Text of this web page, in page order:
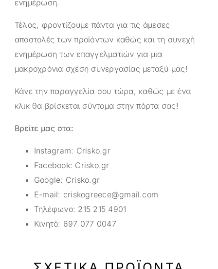
ενημέρωση.
Τέλος, φροντίζουμε πάντα για τις άμεσες
αποστολές των προϊόντων καθώς και τη συνεχή
ενημέρωση των επαγγελματιών για μια
μακροχρόνια σχέση συνεργασίας μεταξύ μας!
Κάνε την παραγγελία σου τώρα, καθώς με ένα
κλικ θα βρίσκεται σύντομα στην πόρτα σας!
Βρείτε μας στα:
Instagram: Crisko.gr
Facebook: Crisko.gr
Google: Crisko.gr
E-mail: criskogreece@gmail.com
Τηλέφωνο: 215 215 4901
Κινητό: 697 077 0047